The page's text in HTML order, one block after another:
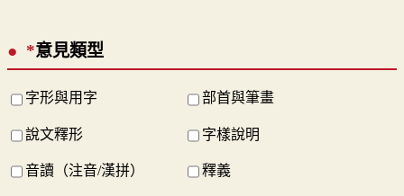
*意見類型
字形與用字 部首與筆畫
說文釋形 字樣說明
音讀（注音/漢拼） 釋義